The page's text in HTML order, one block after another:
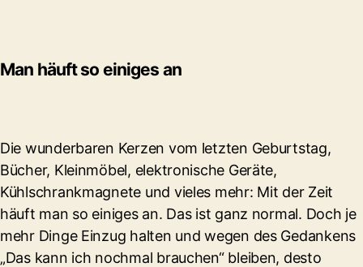
Man häuft so einiges an
Die wunderbaren Kerzen vom letzten Geburtstag,
Bücher, Kleinmöbel, elektronische Geräte,
Kühlschrankmagnete und vieles mehr: Mit der Zeit
häuft man so einiges an. Das ist ganz normal. Doch je
mehr Dinge Einzug halten und wegen des Gedankens
„Das kann ich nochmal brauchen“ bleiben, desto